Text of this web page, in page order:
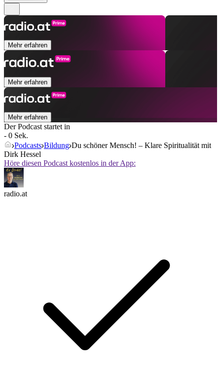
Mehr erfahren
Mehr erfahren
Mehr erfahren
Der Podcast startet in
- 0 Sek.
Podcasts Bildung Du schöner Mensch! – Klare Spiritualität mit
Dirk Hessel
Höre diesen Podcast kostenlos in der App:
radio.at